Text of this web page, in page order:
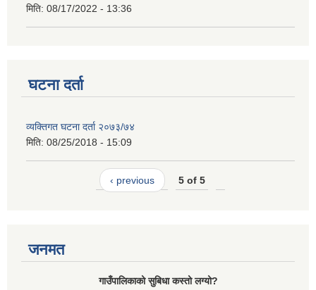
मिति: 08/17/2022 - 13:36
घटना दर्ता
व्यक्तिगत घटना दर्ता २०७३/७४
मिति: 08/25/2018 - 15:09
‹ previous 5 of 5
जनमत
गाउँपालिकाको सुबिधा कस्तो लग्यो?